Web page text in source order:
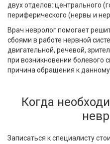
двух отделов: центрального
периферического (нервы и
Врач невролог помогает
сбоями в работе нервной
двигательной, речевой,
при возникновении болевого
причина обращения к
Когда
Записаться к специалисту